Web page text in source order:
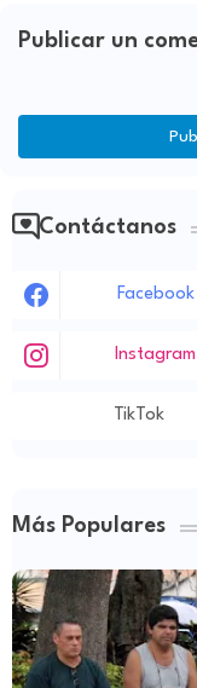
Publicar un
Contáctanos
Facebook
Instagram
TikTok
Más Populares